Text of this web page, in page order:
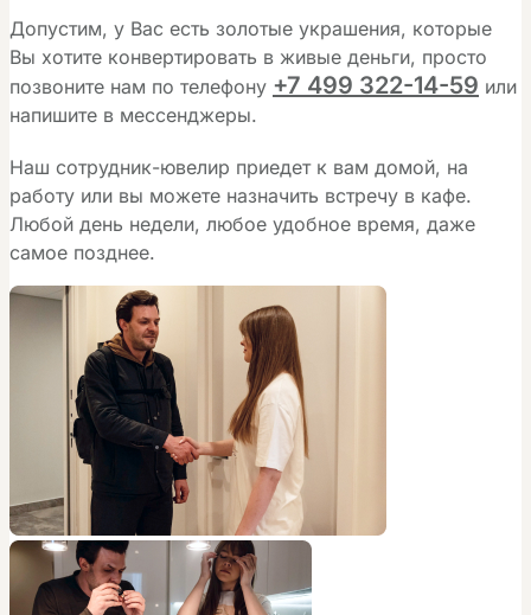
Допустим, у Вас есть золотые украшения, которые
Вы хотите конвертировать в живые деньги, просто
позвоните нам по телефону +7 499 322-14-59 или
напишите в мессенджеры.
Наш сотрудник-ювелир приедет к вам домой, на
работу или вы можете назначить встречу в кафе.
Любой день недели, любое удобное время, даже
самое позднее.